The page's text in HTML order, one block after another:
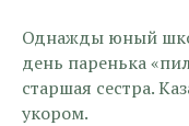
Однажды юный
день паренька
старшая сестра.
укором.